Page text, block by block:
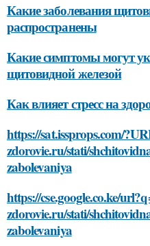
Какие заболевания
распространены
Какие симптомы могут
щитовидной железой
Как влияет стресс на
https://sat.issprops.com/
zdorovie.ru/stati/
zabolevaniya
https://cse.google.co.ke/
zdorovie.ru/stati/
zabolevaniya